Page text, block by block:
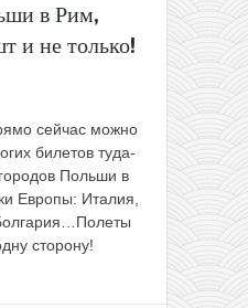
в Рим,
и не только!
сейчас можно
билетов туда-
Польши в
Европы: Италия,
сторону!